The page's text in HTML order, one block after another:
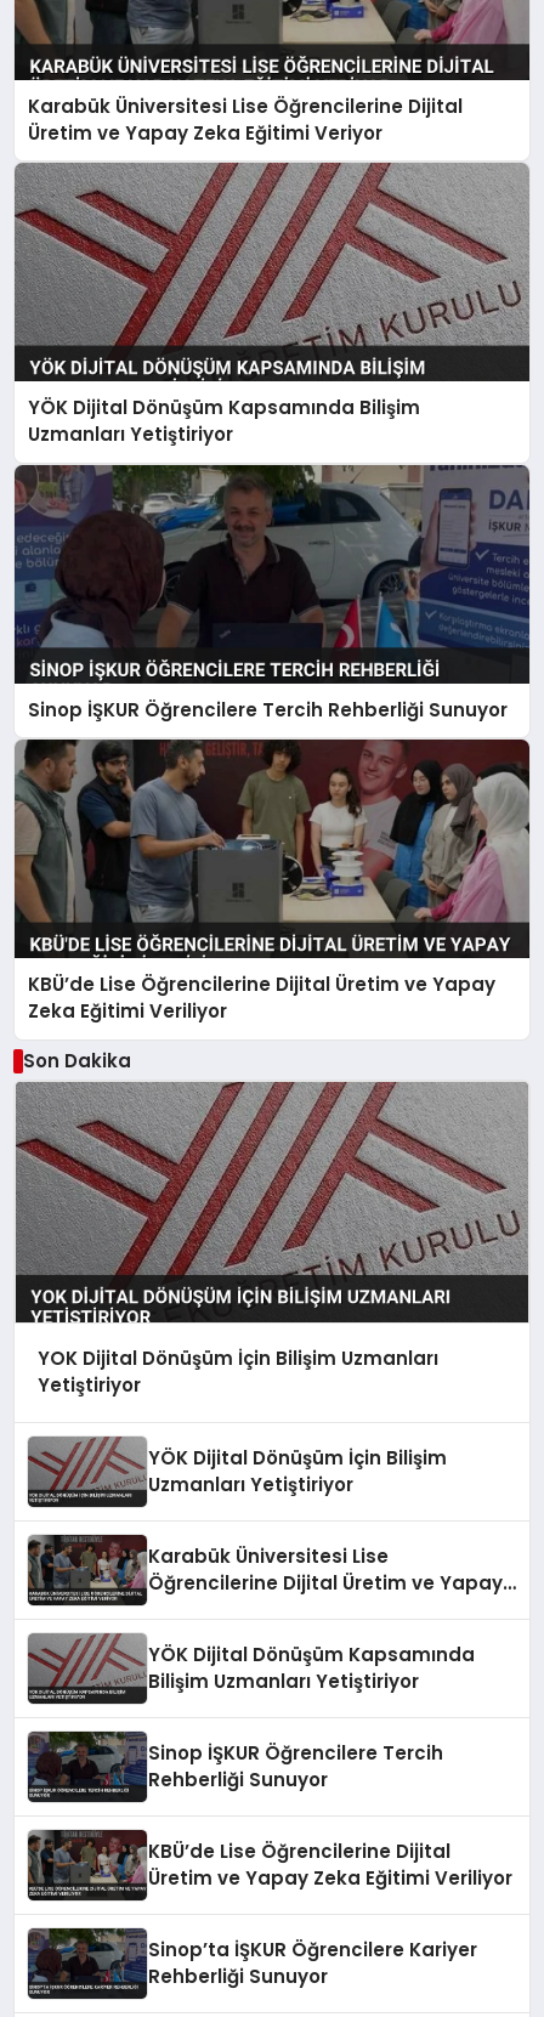
Karabük Üniversitesi Lise Öğrencilerine Dijital
Üretim ve Yapay Zeka Eğitimi Veriyor
YÖK Dijital Dönüşüm Kapsamında Bilişim
Uzmanları Yetiştiriyor
Sinop İŞKUR Öğrencilere Tercih Rehberliği Sunuyor
KBÜ’de Lise Öğrencilerine Dijital Üretim ve Yapay
Zeka Eğitimi Veriliyor
Son Dakika
YOK Dijital Dönüşüm İçin Bilişim Uzmanları
Yetiştiriyor
YÖK Dijital Dönüşüm İçin Bilişim
Uzmanları Yetiştiriyor
Karabük Üniversitesi Lise
Öğrencilerine Dijital Üretim ve Yapay
YÖK Dijital Dönüşüm Kapsamında
Bilişim Uzmanları Yetiştiriyor
Sinop İŞKUR Öğrencilere Tercih
Rehberliği Sunuyor
KBÜ’de Lise Öğrencilerine Dijital
Üretim ve Yapay Zeka Eğitimi Veriliyor
Sinop’ta İŞKUR Öğrencilere Kariyer
Rehberliği Sunuyor